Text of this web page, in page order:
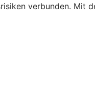
verbunden. Mit